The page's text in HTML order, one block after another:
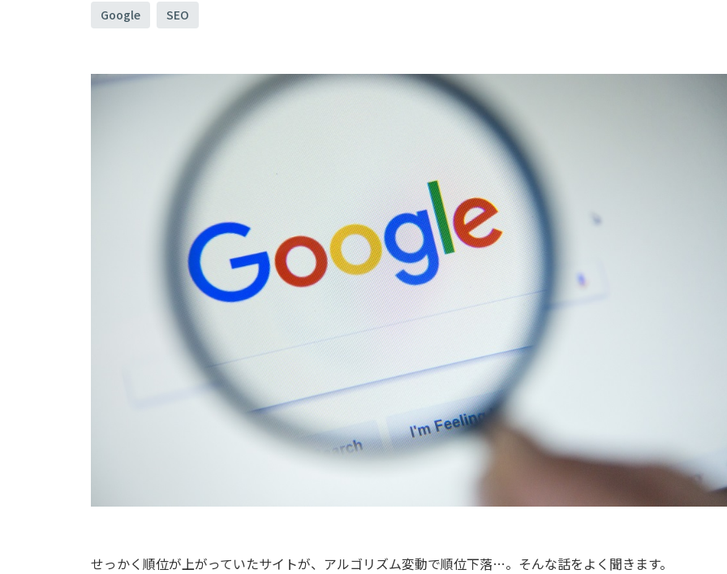
Google SEO
せっかく順位が上がっていたサイトが、アルゴリズム変動で順位下落…。そんな話をよく聞きます。